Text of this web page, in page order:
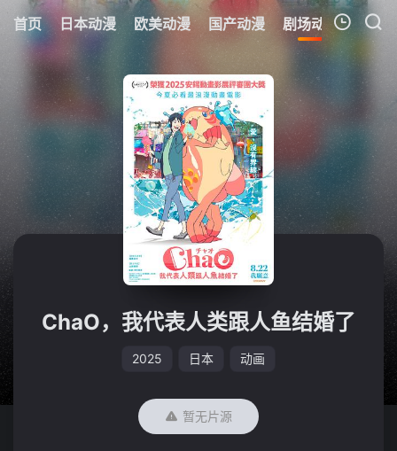
首页 日本动漫 欧美动漫 国产动漫 剧场动漫 追剧
ChaO，我代表人类跟人鱼结婚了
2025 日本 动画
暂无片源